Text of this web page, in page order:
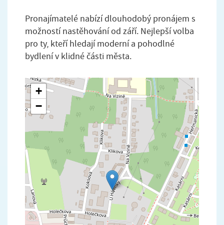
Pronajímatelé nabízí dlouhodobý pronájem s
možností nastěhování od září. Nejlepší volba
pro ty, kteří hledají moderní a pohodlné
bydlení v klidné části města.
+
−